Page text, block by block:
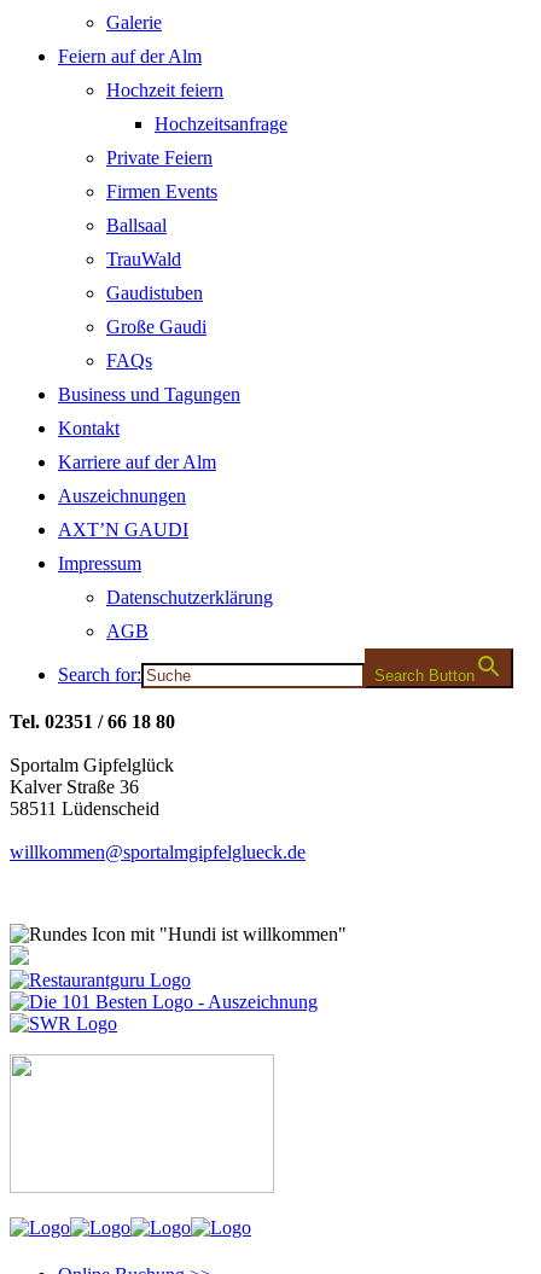
Galerie
Feiern auf der Alm
Hochzeit feiern
Hochzeitsanfrage
Private Feiern
Firmen Events
Ballsaal
TrauWald
Gaudistuben
Große Gaudi
FAQs
Business und Tagungen
Kontakt
Karriere auf der Alm
Auszeichnungen
AXT’N GAUDI
Impressum
Datenschutzerklärung
AGB
Search for: Search Button
Tel. 02351 / 66 18 80
Sportalm Gipfelglück
Kalver Straße 36
58511 Lüdenscheid
willkommen@sportalmgipfelglueck.de